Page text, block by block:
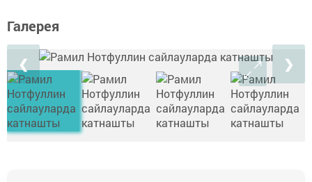
Галерея
❮ ❯